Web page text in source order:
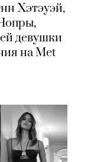
Хэтэуэй,
девушки
на Met